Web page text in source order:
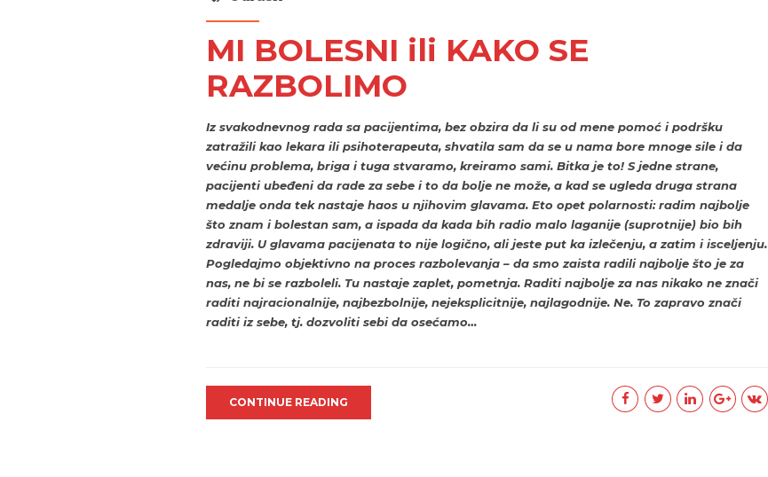
MI BOLESNI ili KAKO SE
RAZBOLIMO
Iz svakodnevnog rada sa pacijentima, bez obzira da li su od mene pomoć i podršku
zatražili kao lekara ili psihoterapeuta, shvatila sam da se u nama bore mnoge sile i da
većinu problema, briga i tuga stvaramo, kreiramo sami. Bitka je to! S jedne strane,
pacijenti ubeđeni da rade za sebe i to da bolje ne može, a kad se ugleda druga strana
medalje onda tek nastaje haos u njihovim glavama. Eto opet polarnosti: radim najbolje
što znam i bolestan sam, a ispada da kada bih radio malo laganije (suprotnije) bio bih
zdraviji. U glavama pacijenata to nije logično, ali jeste put ka izlečenju, a zatim i isceljenju.
Pogledajmo objektivno na proces razbolevanja – da smo zaista radili najbolje što je za
nas, ne bi se razboleli. Tu nastaje zaplet, pometnja. Raditi najbolje za nas nikako ne znači
raditi najracionalnije, najbezbolnije, nejeksplicitnije, najlagodnije. Ne. To zapravo znači
raditi iz sebe, tj. dozvoliti sebi da osećamo…
CONTINUE READING